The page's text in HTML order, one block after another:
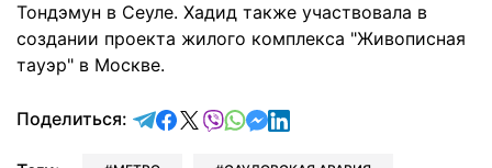
Тондэмун в Сеуле. Хадид также участвовала в
создании проекта жилого комплекса "Живописная
тауэр" в Москве.
Поделиться: отправить в Telegram
поделиться в Facebook
поделиться в X
отправить в Viber
отправить в Whatsapp
отправить в Messenger
отправить в LinkedIn